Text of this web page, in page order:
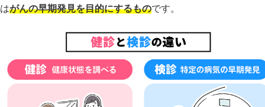
はがんの早期発見を目的にするものです。